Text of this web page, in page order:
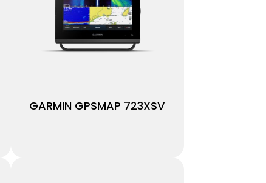
GARMIN GPSMAP 723XSV